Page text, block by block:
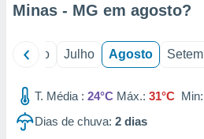
1199
Minas - MG em agosto?
Junho Julho Agosto
T. Média : 24°C Máx.: 31°C Min:
Dias de chuva: 2 dias